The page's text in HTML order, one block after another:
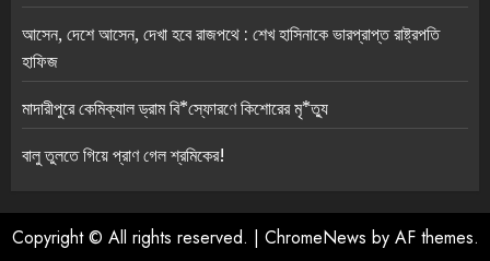
আসেন, দেশে আসেন, দেখা হবে রাজপথে : শেখ হাসিনাকে ভারপ্রাপ্ত রাষ্ট্রপতি
হাফিজ
মাদারীপুরে কেমিক্যাল ড্রাম বি*স্ফোরণে কিশোরের মৃ*ত্যু
বালু তুলতে গিয়ে প্রাণ গেল শ্রমিকের!
Copyright © All rights reserved. | ChromeNews by AF themes.